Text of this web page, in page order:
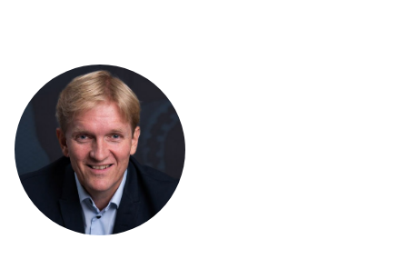
Morten Lund Petersen
Bestyrelse